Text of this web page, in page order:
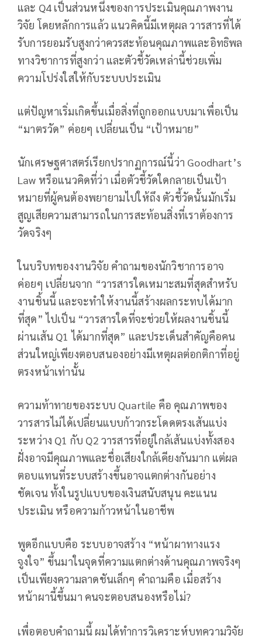
และ Q4 เป็นส่วนหนึ่งของการประเมินคุณภาพงาน
วิจัย โดยหลักการแล้ว แนวคิดนี้มีเหตุผล วารสารที่ได้
รับการยอมรับสูงกว่าควรสะท้อนคุณภาพและอิทธิพล
ทางวิชาการที่สูงกว่า และตัวชี้วัดเหล่านี้ช่วยเพิ่ม
ความโปร่งใสให้กับระบบประเมิน
แต่ปัญหาเริ่มเกิดขึ้นเมื่อสิ่งที่ถูกออกแบบมาเพื่อเป็น
“มาตรวัด” ค่อยๆ เปลี่ยนเป็น “เป้าหมาย”
นักเศรษฐศาสตร์เรียกปรากฏการณ์นี้ว่า Goodhart’s
Law หรือแนวคิดที่ว่า เมื่อตัวชี้วัดใดกลายเป็นเป้า
หมายที่ผู้คนต้องพยายามไปให้ถึง ตัวชี้วัดนั้นมักเริ่ม
สูญเสียความสามารถในการสะท้อนสิ่งที่เราต้องการ
วัดจริงๆ
ในบริบทของงานวิจัย คำถามของนักวิชาการอาจ
ค่อยๆ เปลี่ยนจาก “วารสารใดเหมาะสมที่สุดสำหรับ
งานชิ้นนี้ และจะทำให้งานนี้สร้างผลกระทบได้มาก
ที่สุด” ไปเป็น “วารสารใดที่จะช่วยให้ผลงานชิ้นนี้
ผ่านเส้น Q1 ได้มากที่สุด” และประเด็นสำคัญคือคน
ส่วนใหญ่เพียงตอบสนองอย่างมีเหตุผลต่อกติกาที่อยู่
ตรงหน้าเท่านั้น
ความท้าทายของระบบ Quartile คือ คุณภาพของ
วารสารไม่ได้เปลี่ยนแบบก้าวกระโดดตรงเส้นแบ่ง
ระหว่าง Q1 กับ Q2 วารสารที่อยู่ใกล้เส้นแบ่งทั้งสอง
ฝั่งอาจมีคุณภาพและชื่อเสียงใกล้เคียงกันมาก แต่ผล
ตอบแทนที่ระบบสร้างขึ้นอาจแตกต่างกันอย่าง
ชัดเจน ทั้งในรูปแบบของเงินสนับสนุน คะแนน
ประเมิน หรือความก้าวหน้าในอาชีพ
พูดอีกแบบคือ ระบบอาจสร้าง “หน้าผาทางแรง
จูงใจ” ขึ้นมาในจุดที่ความแตกต่างด้านคุณภาพจริงๆ
เป็นเพียงความลาดชันเล็กๆ คำถามคือ เมื่อสร้าง
หน้าผานี้ขึ้นมา คนจะตอบสนองหรือไม่?
เพื่อตอบคำถามนี้ ผมได้ทำการวิเคราะห์บทความวิจัย